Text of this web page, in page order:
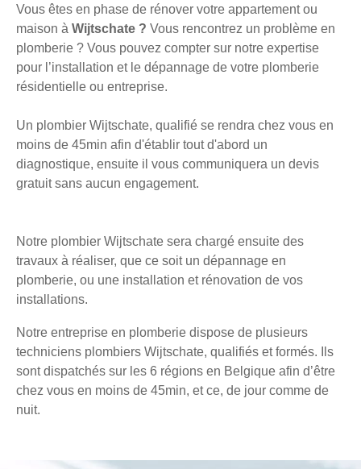
Vous êtes en phase de rénover votre appartement ou
maison à Wijtschate ? Vous rencontrez un problème en
plomberie ? Vous pouvez compter sur notre expertise
pour l’installation et le dépannage de votre plomberie
résidentielle ou entreprise.
Un plombier Wijtschate, qualifié se rendra chez vous en
moins de 45min afin d'établir tout d'abord un
diagnostique, ensuite il vous communiquera un devis
gratuit sans aucun engagement.
Notre plombier Wijtschate sera chargé ensuite des
travaux à réaliser, que ce soit un dépannage en
plomberie, ou une installation et rénovation de vos
installations.
Notre entreprise en plomberie dispose de plusieurs
techniciens plombiers Wijtschate, qualifiés et formés. Ils
sont dispatchés sur les 6 régions en Belgique afin d’être
chez vous en moins de 45min, et ce, de jour comme de
nuit.